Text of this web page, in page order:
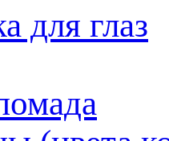
для глаз